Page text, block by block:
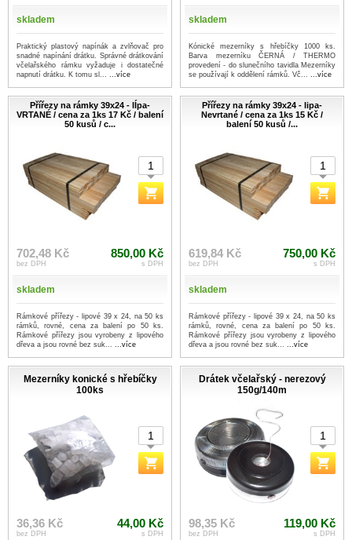
skladem
Praktický plastový napínák a zvlňovač pro
snadné napínání drátku. Správné drátkování
včelařského rámku vyžaduje i dostatečné
napnutí drátku. K tomu sl... ...více
skladem
Kónické mezerníky s hřebíčky 1000 ks.
Barva mezerníku ČERNÁ / THERMO
provedení - do slunečního tavidla Mezerníky
se používají k oddělení rámků. Vč... ...více
Přířezy na rámky 39x24 - lÍpa-
VRTANÉ / cena za 1ks 17 Kč / balení
50 kusů / c...
702,48 Kč
bez DPH
850,00 Kč
s DPH
skladem
Rámkové přířezy - lipové 39 x 24, na 50 ks
rámků, rovné, cena za balení po 50 ks.
Rámkové přířezy jsou vyrobeny z lipového
dřeva a jsou rovné bez suk... ...více
Přířezy na rámky 39x24 - lipa-
Nevrtané / cena za 1ks 15 Kč /
balení 50 kusů /...
619,84 Kč
bez DPH
750,00 Kč
s DPH
skladem
Rámkové přířezy - lipové 39 x 24, na 50 ks
rámků, rovné, cena za balení po 50 ks.
Rámkové přířezy jsou vyrobeny z lipového
dřeva a jsou rovné bez suk... ...více
Mezerníky konické s hřebíčky
100ks
36,36 Kč
bez DPH
44,00 Kč
s DPH
Drátek včelařský - nerezový
150g/140m
98,35 Kč
bez DPH
119,00 Kč
s DPH